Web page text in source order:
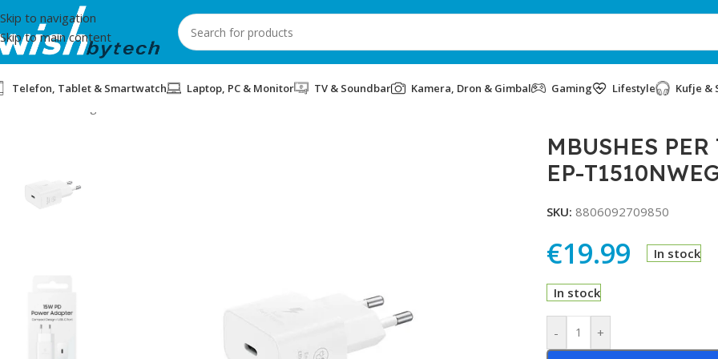
Skip to navigation
Skip to main content
Telefon, Tablet & Smartwatch Laptop, PC & Monitor TV & Soundbar Kamera, Dron & Gimbal Gaming Lifestyle Kufje &
MBUSHES
EP-
SKU: 8806092709850
€19.99 In stock
In stock
- +
Alternative: